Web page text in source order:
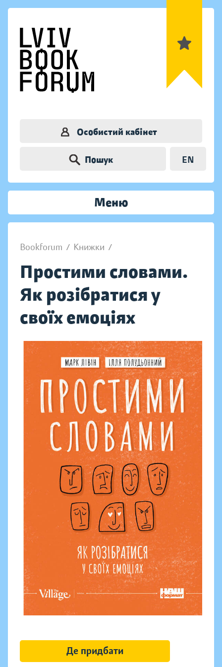
Особистий кабінет
Пошук EN
Меню
Bookforum / Книжки /
Простими словами.
Як розібратися у
своїх емоціях
Де придбати